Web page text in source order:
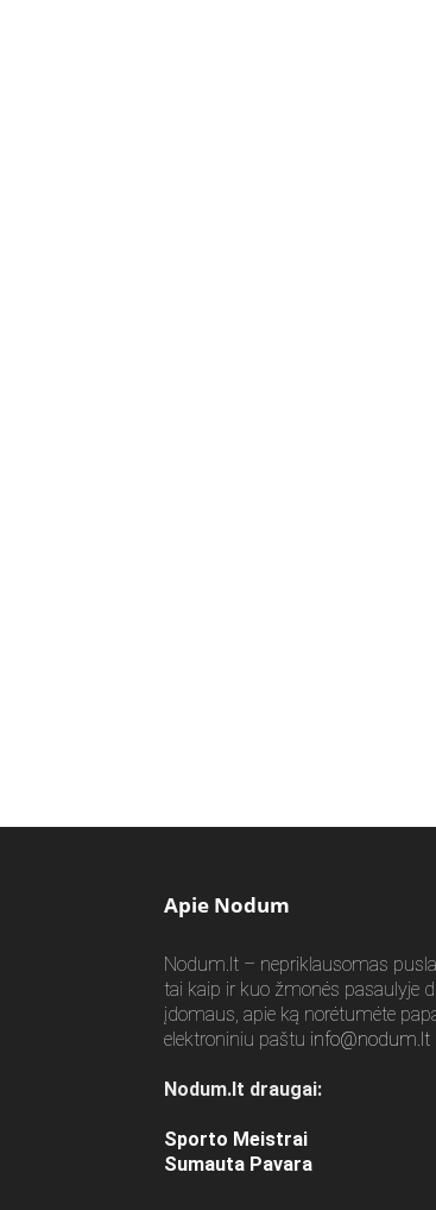
Apie Nodum
Nodum.lt – nepriklausomas
tai kaip ir kuo žmonės pasaulyje
įdomaus, apie ką norėtumėte
elektroniniu paštu info@nodum.lt
Nodum.lt draugai:
Sporto Meistrai
Sumauta Pavara